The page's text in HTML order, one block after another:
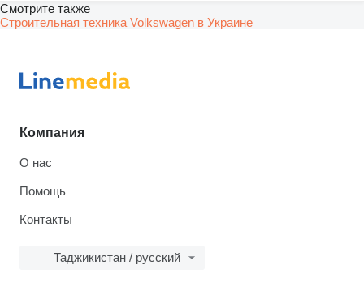
Смотрите также
Строительная техника Volkswagen в Украине
Компания
О нас
Помощь
Контакты
Таджикистан / русский